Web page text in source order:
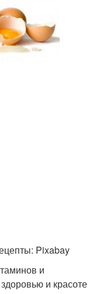
Pixabay
и
и красоте